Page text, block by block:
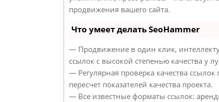
продвижения вашего сайта.
Что умеет делать SeoHammer
— Продвижение в один клик,
ссылок с высокой степенью качества у
— Регулярная проверка качества
пересчет показателей качества проекта.
— Все известные форматы ссылок: